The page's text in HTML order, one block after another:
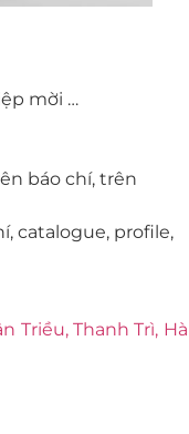
mời …
báo chí, trên
catalogue, profile,
Triều, Thanh Trì, Hà